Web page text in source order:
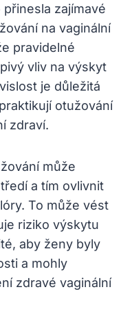
zajímavé
na vaginální
pravidelné
vliv na výskyt
je důležitá
otužování
zdraví.
může
a tím ovlivnit
To může vést
riziko výskytu
aby ženy byly
a mohly
zdravé vaginální